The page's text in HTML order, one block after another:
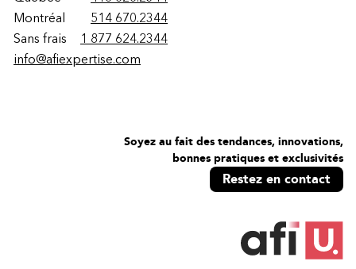
Montréal
514 670.2344
Sans frais
1 877 624.2344
info@afiexpertise.com
Soyez au fait des tendances, innovations,
bonnes pratiques et exclusivités
Restez en contact